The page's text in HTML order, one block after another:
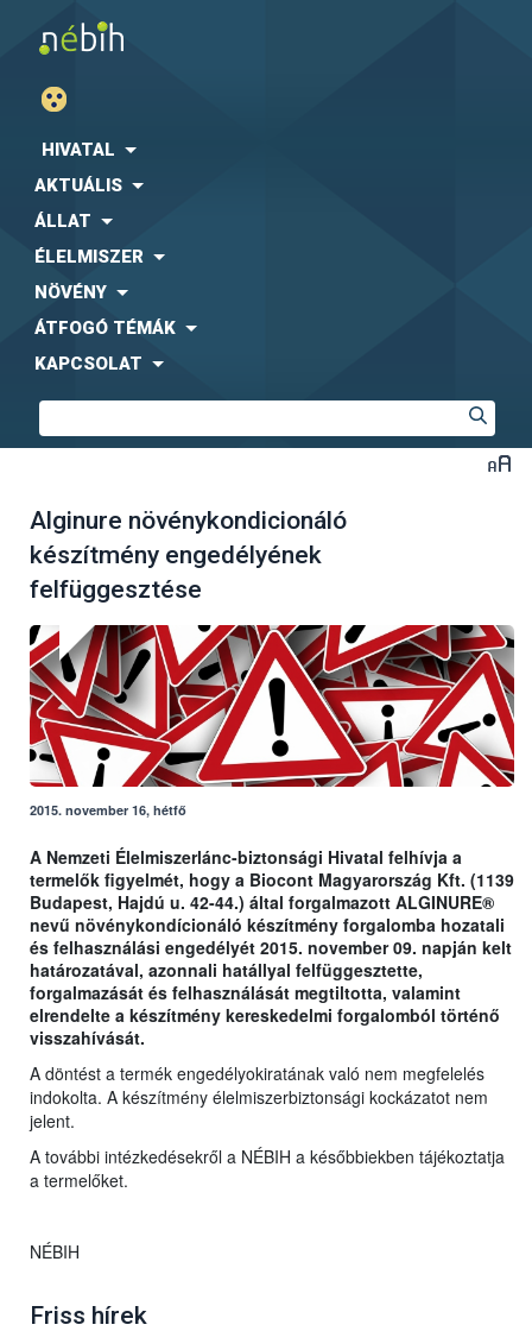
HIVATAL
AKTUÁLIS
ÁLLAT
ÉLELMISZER
NÖVÉNY
ÁTFOGÓ TÉMÁK
KAPCSOLAT
Alginure növénykondicionáló
készítmény engedélyének
felfüggesztése
2015. november 16, hétfő
A Nemzeti Élelmiszerlánc-biztonsági Hivatal felhívja a
termelők figyelmét, hogy a Biocont Magyarország Kft. (1139
Budapest, Hajdú u. 42-44.) által forgalmazott ALGINURE®
nevű növénykondícionáló készítmény forgalomba hozatali
és felhasználási engedélyét 2015. november 09. napján kelt
határozatával, azonnali hatállyal felfüggesztette,
forgalmazását és felhasználását megtiltotta, valamint
elrendelte a készítmény kereskedelmi forgalomból történő
visszahívását.
A döntést a termék engedélyokiratának való nem megfelelés
indokolta. A készítmény élelmiszerbiztonsági kockázatot nem
jelent.
A további intézkedésekről a NÉBIH a későbbiekben tájékoztatja
a termelőket.
NÉBIH
Friss hírek